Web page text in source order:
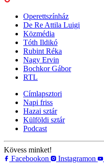
Operettszínház
De Re Attila Luigi
Közmédia
Tóth Ildikó
Rubint Réka
Nagy Ervin
Bochkor Gábor
RTL
Címlapsztori
Napi friss
Hazai sztár
Külföldi sztár
Podcast
Kövess minket!
Facebookon
Instagramon